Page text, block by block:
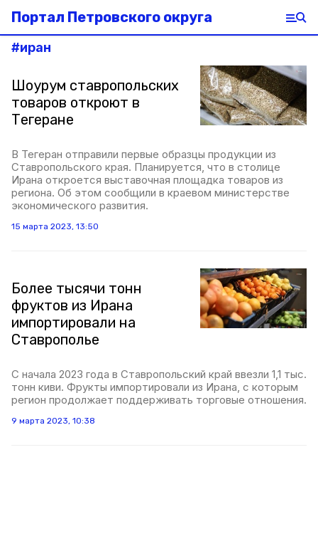
Портал Петровского округа
#иран
Шоурум ставропольских
товаров откроют в
Тегеране
В Тегеран отправили первые образцы продукции из
Ставропольского края. Планируется, что в столице
Ирана откроется выставочная площадка товаров из
региона. Об этом сообщили в краевом министерстве
экономического развития.
15 марта 2023, 13:50
Более тысячи тонн
фруктов из Ирана
импортировали на
Ставрополье
С начала 2023 года в Ставропольский край ввезли 1,1 тыс.
тонн киви. Фрукты импортировали из Ирана, с которым
регион продолжает поддерживать торговые отношения.
9 марта 2023, 10:38